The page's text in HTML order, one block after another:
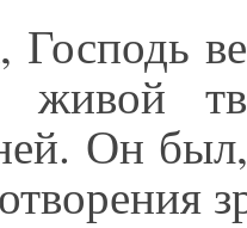
Господь
живой
Он